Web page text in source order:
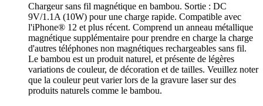
Chargeur sans fil magnétique en bambou. Sortie : DC
9V/1.1A (10W) pour une charge rapide. Compatible avec
l'iPhone® 12 et plus récent. Comprend un anneau métallique
magnétique supplémentaire pour prendre en charge la charge
d'autres téléphones non magnétiques rechargeables sans fil.
Le bambou est un produit naturel, et présente de légères
variations de couleur, de décoration et de tailles. Veuillez noter
que la couleur peut varier lors de la gravure laser sur des
produits naturels comme le bambou.